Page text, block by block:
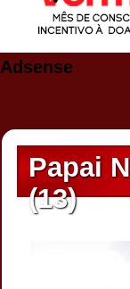
Adsense
Papai
(13)